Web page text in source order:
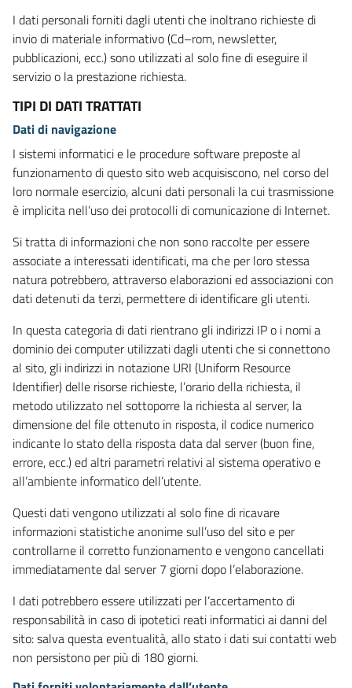
I dati personali forniti dagli utenti che inoltrano richieste di
invio di materiale informativo (Cd–rom, newsletter,
pubblicazioni, ecc.) sono utilizzati al solo fine di eseguire il
servizio o la prestazione richiesta.
TIPI DI DATI TRATTATI
Dati di navigazione
I sistemi informatici e le procedure software preposte al
funzionamento di questo sito web acquisiscono, nel corso del
loro normale esercizio, alcuni dati personali la cui trasmissione
è implicita nell’uso dei protocolli di comunicazione di Internet.
Si tratta di informazioni che non sono raccolte per essere
associate a interessati identificati, ma che per loro stessa
natura potrebbero, attraverso elaborazioni ed associazioni con
dati detenuti da terzi, permettere di identificare gli utenti.
In questa categoria di dati rientrano gli indirizzi IP o i nomi a
dominio dei computer utilizzati dagli utenti che si connettono
al sito, gli indirizzi in notazione URI (Uniform Resource
Identifier) delle risorse richieste, l’orario della richiesta, il
metodo utilizzato nel sottoporre la richiesta al server, la
dimensione del file ottenuto in risposta, il codice numerico
indicante lo stato della risposta data dal server (buon fine,
errore, ecc.) ed altri parametri relativi al sistema operativo e
all’ambiente informatico dell’utente.
Questi dati vengono utilizzati al solo fine di ricavare
informazioni statistiche anonime sull’uso del sito e per
controllarne il corretto funzionamento e vengono cancellati
immediatamente dal server 7 giorni dopo l’elaborazione.
I dati potrebbero essere utilizzati per l’accertamento di
responsabilità in caso di ipotetici reati informatici ai danni del
sito: salva questa eventualità, allo stato i dati sui contatti web
non persistono per più di 180 giorni.